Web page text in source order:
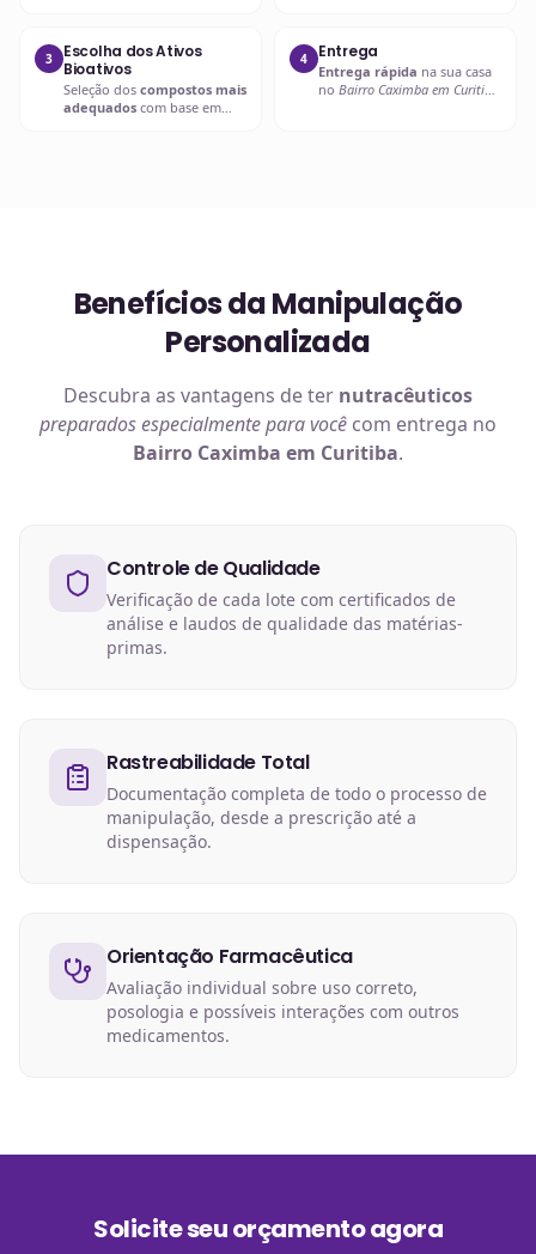
3
Escolha dos Ativos
Bioativos
Seleção dos compostos mais
adequados com base em
4 Entrega
Entrega rápida na sua casa
no Bairro Caximba em Curitiba
Benefícios da Manipulação
Personalizada
Descubra as vantagens de ter nutracêuticos
preparados especialmente para você com entrega no
Bairro Caximba em Curitiba.
Controle de Qualidade
Verificação de cada lote com certificados de
análise e laudos de qualidade das matérias-
primas.
Rastreabilidade Total
Documentação completa de todo o processo de
manipulação, desde a prescrição até a
dispensação.
Orientação Farmacêutica
Avaliação individual sobre uso correto,
posologia e possíveis interações com outros
medicamentos.
Solicite seu orçamento agora